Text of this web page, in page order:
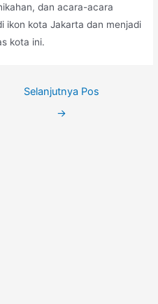
dan acara-acara
ikon kota Jakarta dan menjadi
kota ini.
Selanjutnya Pos
→